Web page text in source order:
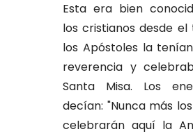
Esta era bien
los cristianos desde
los Apóstoles la
reverencia y
Santa Misa. Los
decían: "Nunca más
celebrarán aquí la